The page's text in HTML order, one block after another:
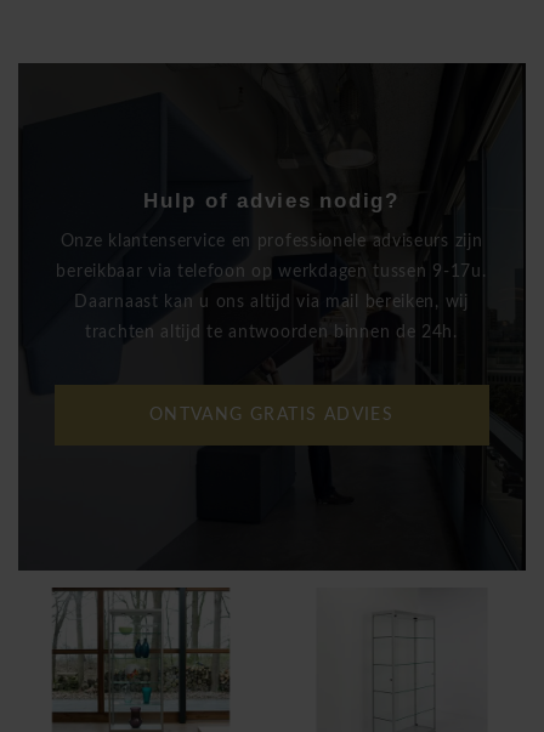
Hulp of advies nodig?
Onze klantenservice en professionele adviseurs zijn
bereikbaar via telefoon op werkdagen tussen 9-17u.
Daarnaast kan u ons altijd via mail bereiken, wij
trachten altijd te antwoorden binnen de 24h.
ONTVANG GRATIS ADVIES